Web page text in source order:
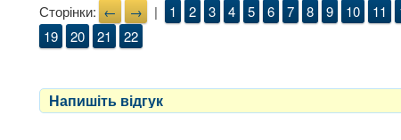
Сторінки: ← → | 1 2 3 4 5 6 7 8 9 10 11
19
20 21 22
Напишіть відгук